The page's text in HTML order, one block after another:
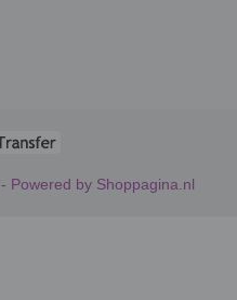
Powered by Shoppagina.nl